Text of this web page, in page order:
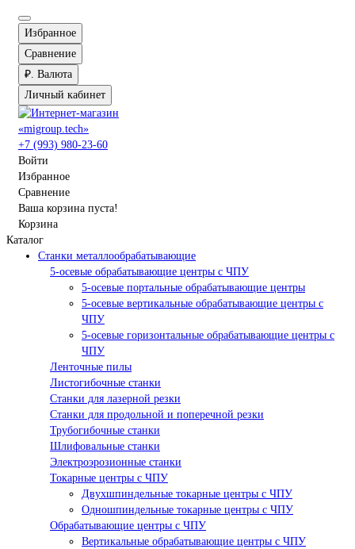
Избранное
Сравнение
₽. Валюта
Личный кабинет
+7 (993) 980-23-60
Войти
Избранное
Сравнение
Ваша корзина пуста!
Корзина
Каталог
Станки металлообрабатывающие
5-осевые обрабатывающие центры с ЧПУ
5-осевые портальные обрабатывающие центры
5-осевые вертикальные обрабатывающие центры с
ЧПУ
5-осевые горизонтальные обрабатывающие центры с
ЧПУ
Ленточные пилы
Листогибочные станки
Станки для лазерной резки
Станки для продольной и поперечной резки
Трубогибочные станки
Шлифовальные станки
Электроэрозионные станки
Токарные центры с ЧПУ
Двухшпиндельные токарные центры с ЧПУ
Одношпиндельные токарные центры с ЧПУ
Обрабатывающие центры с ЧПУ
Вертикальные обрабатывающие центры с ЧПУ